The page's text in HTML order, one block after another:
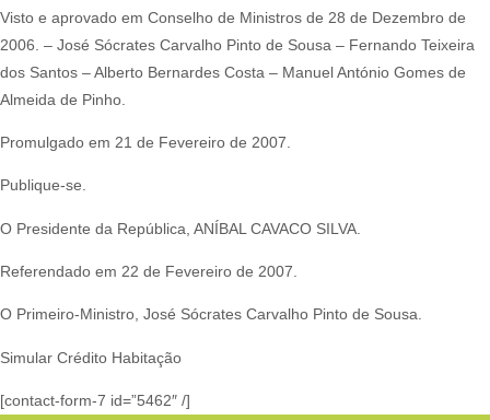
Visto e aprovado em Conselho de Ministros de 28 de Dezembro de
2006. – José Sócrates Carvalho Pinto de Sousa – Fernando Teixeira
dos Santos – Alberto Bernardes Costa – Manuel António Gomes de
Almeida de Pinho.
Promulgado em 21 de Fevereiro de 2007.​
Publique-se.
O Presidente da República, ANÍBAL CAVACO SILVA.​
Referendado em 22 de Fevereiro de 2007.
O Primeiro-Ministro, José Sócrates Carvalho Pinto de Sousa.​
Simular Crédito Habitação
[contact-form-7 id=”5462″ /]